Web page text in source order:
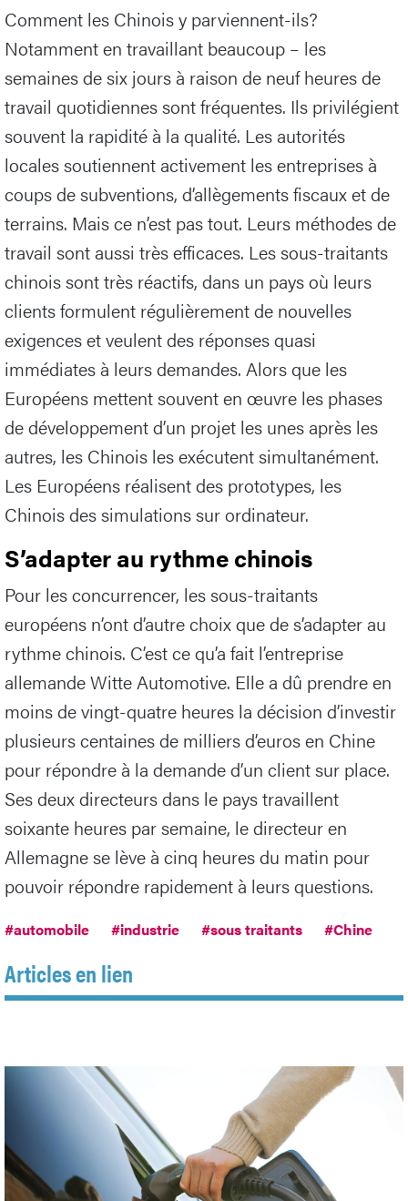
Comment les Chinois y parviennent-ils?
Notamment en travaillant beaucoup – les
semaines de six jours à raison de neuf heures de
travail quotidiennes sont fréquentes. Ils privilégient
souvent la rapidité à la qualité. Les autorités
locales soutiennent activement les entreprises à
coups de subventions, d’allègements fiscaux et de
terrains. Mais ce n’est pas tout. Leurs méthodes de
travail sont aussi très efficaces. Les sous-traitants
chinois sont très réactifs, dans un pays où leurs
clients formulent régulièrement de nouvelles
exigences et veulent des réponses quasi
immédiates à leurs demandes. Alors que les
Européens mettent souvent en œuvre les phases
de développement d’un projet les unes après les
autres, les Chinois les exécutent simultanément.
Les Européens réalisent des prototypes, les
Chinois des simulations sur ordinateur.
S’adapter au rythme chinois
Pour les concurrencer, les sous-traitants
européens n’ont d’autre choix que de s’adapter au
rythme chinois. C’est ce qu’a fait l’entreprise
allemande Witte Automotive. Elle a dû prendre en
moins de vingt-quatre heures la décision d’investir
plusieurs centaines de milliers d’euros en Chine
pour répondre à la demande d’un client sur place.
Ses deux directeurs dans le pays travaillent
soixante heures par semaine, le directeur en
Allemagne se lève à cinq heures du matin pour
pouvoir répondre rapidement à leurs questions.
#automobile #industrie #sous traitants #Chine
Articles en lien